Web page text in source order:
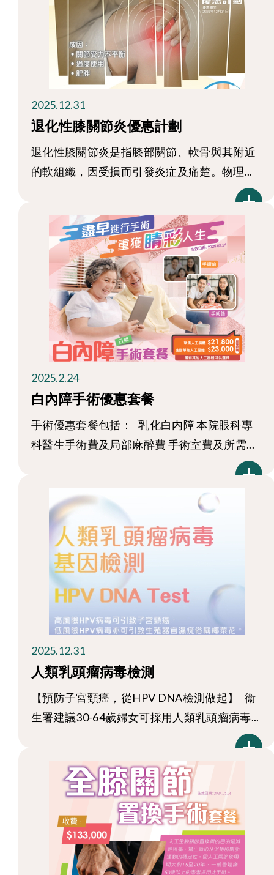
2025.12.31
退化性膝關節炎優惠計劃
退化性膝關節炎是指膝部關節、軟骨與其附近
的軟組織，因受損而引發炎症及痛楚。物理...
2025.2.24
白內障手術優惠套餐
手術優惠套餐包括： 乳化白内障 本院眼科專
科醫生手術費及局部麻醉費 手術室費及所需...
2025.12.31
人類乳頭瘤病毒檢測
【預防子宮頸癌，從HPV DNA檢測做起】 衞
生署建議30-64歲婦女可採用人類乳頭瘤病毒...